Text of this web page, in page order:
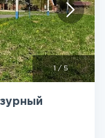
1 / 5